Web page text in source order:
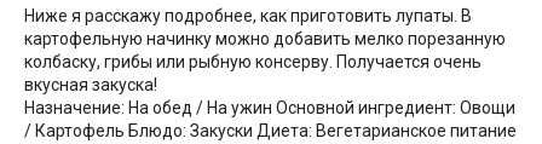
Ниже я расскажу подробнее, как приготовить лупаты. В
картофельную начинку можно добавить мелко порезанную
колбаску, грибы или рыбную консерву. Получается очень
вкусная закуска!
Назначение: На обед / На ужин Основной ингредиент: Овощи
/ Картофель Блюдо: Закуски Диета: Вегетарианское питание